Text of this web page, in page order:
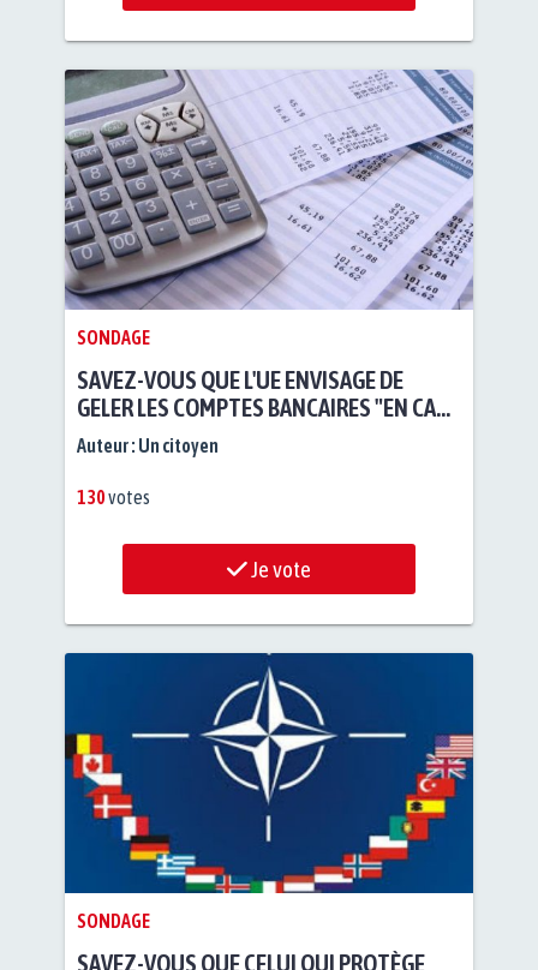
SONDAGE
SAVEZ-VOUS QUE L'UE ENVISAGE DE
GELER LES COMPTES BANCAIRES "EN CAS
DE CIRCONSTANCES EXCEPTIONNELLES" ?
Auteur : Un citoyen
130votes
Je vote
SONDAGE
SAVEZ-VOUS QUE CELUI QUI PROTÈGE